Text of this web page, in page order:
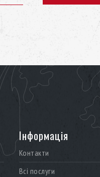
Інформація
Контакти
Всі послуги